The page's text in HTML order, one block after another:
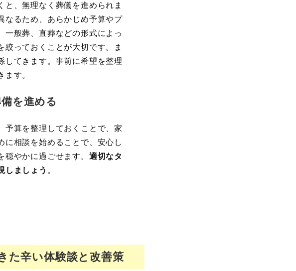
と、無理なく葬儀を進められま
なるため、あらかじめ予算やプ
一般葬、直葬などの形式によっ
っておくことが大切です。ま
してきます。事前に希望を整理
ます。
を進める
予算を整理しておくことで、家
に相談を始めることで、安心し
やかに過ごせます。 適切なタ
しましょう 。
た辛い体験談と改善策